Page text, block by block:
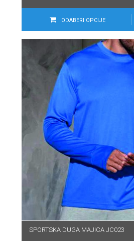
ODABERI OPCIJE
SPORTSKA DUGA MAJICA JC023